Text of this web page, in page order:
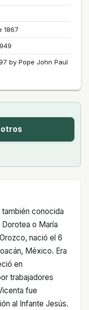
1867
by Pope John Paul
conocida
o María
nació el 6
México. Era
en
trabajadores
fue
al Infante Jesús.